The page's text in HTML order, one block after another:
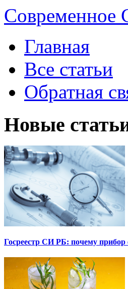
Современное
Главная
Все статьи
Обратная
Новые
Госреестр СИ РБ: почему прибор